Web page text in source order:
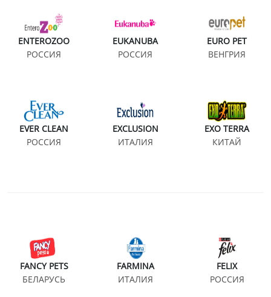
ENTEROZOO
РОССИЯ
EUKANUBA
РОССИЯ
EURO PET
ВЕНГРИЯ
EVER CLEAN
РОССИЯ
EXCLUSION
ИТАЛИЯ
EXO TERRA
КИТАЙ
FANCY PETS
БЕЛАРУСЬ
FARMINA
ИТАЛИЯ
FELIX
РОССИЯ